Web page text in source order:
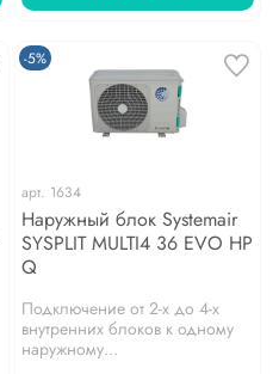
-5%
арт. 1634
Наружный блок Systemair
SYSPLIT MULTI4 36 EVO HP
Q
Подключение от 2-х до 4-х
внутренних блоков к одному
наружному...